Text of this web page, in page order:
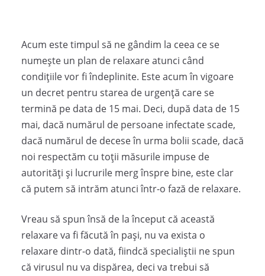
Acum este timpul să ne gândim la ceea ce se
numește un plan de relaxare atunci când
condițiile vor fi îndeplinite. Este acum în vigoare
un decret pentru starea de urgență care se
termină pe data de 15 mai. Deci, după data de 15
mai, dacă numărul de persoane infectate scade,
dacă numărul de decese în urma bolii scade, dacă
noi respectăm cu toții măsurile impuse de
autorități și lucrurile merg înspre bine, este clar
că putem să intrăm atunci într-o fază de relaxare.
Vreau să spun însă de la început că această
relaxare va fi făcută în pași, nu va exista o
relaxare dintr-o dată, fiindcă specialiștii ne spun
că virusul nu va dispărea, deci va trebui să